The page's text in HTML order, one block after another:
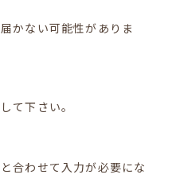
かない可能性がありま
て下さい。
合わせて入力が必要にな